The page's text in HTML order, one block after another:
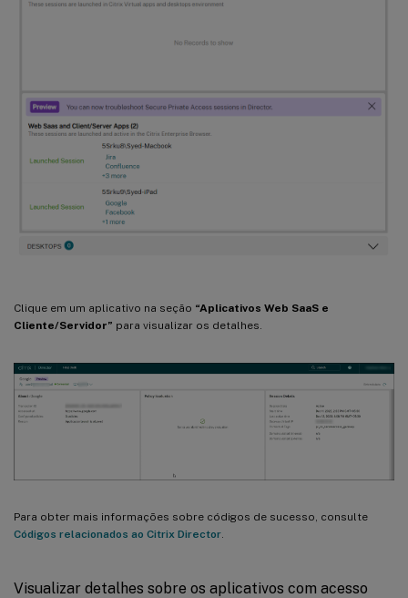
Clique em um aplicativo na seção “Aplicativos Web SaaS e
Cliente/Servidor” para visualizar os detalhes.
Para obter mais informações sobre códigos de sucesso, consulte
Códigos relacionados ao Citrix Director
Visualizar detalhes sobre os aplicativos com acesso